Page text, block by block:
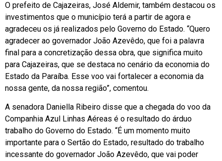
O prefeito de Cajazeiras, José Aldemir, também destacou os
investimentos que o município terá a partir de agora e
agradeceu os já realizados pelo Governo do Estado. “Quero
agradecer ao governador João Azevêdo, que foi a palavra
final para a concretização dessa obra, que significa muito
para Cajazeiras, que se destaca no cenário da economia do
Estado da Paraíba. Esse voo vai fortalecer a economia da
nossa gente, da nossa região”, comentou.
A senadora Daniella Ribeiro disse que a chegada do voo da
Companhia Azul Linhas Aéreas é o resultado do árduo
trabalho do Governo do Estado. “É um momento muito
importante para o Sertão do Estado, resultado do trabalho
incessante do governador João Azevêdo, que vai poder